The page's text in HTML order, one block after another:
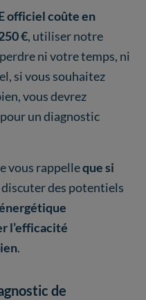
officiel coûte en
€, utiliser notre
ni votre temps, ni
si vous souhaitez
vous devrez
pour un diagnostic
vous rappelleque si
discuter des potentiels
l’efficacité
.
de